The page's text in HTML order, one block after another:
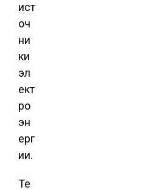
ист
оч
ни
ки
эл
ект
ро
эн
ерг
ии.
Те